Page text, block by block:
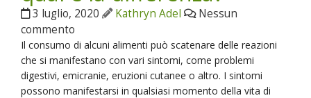
3 luglio, 2020 Kathryn Adel
Nessun
commento
Il consumo di alcuni alimenti può scatenare delle reazioni
che si manifestano con vari sintomi, come problemi
digestivi, emicranie, eruzioni cutanee o altro. I sintomi
possono manifestarsi in qualsiasi momento della vita di